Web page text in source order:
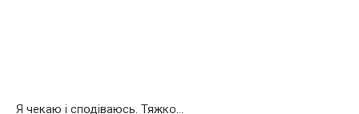
Я чекаю і сподіваюсь. Тяжко…